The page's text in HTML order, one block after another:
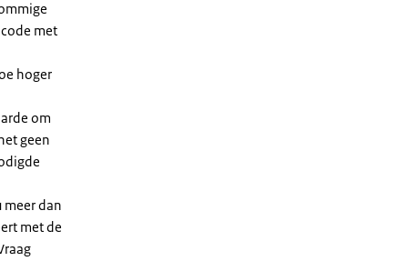
met
hoger
om
geen
meer dan
met de